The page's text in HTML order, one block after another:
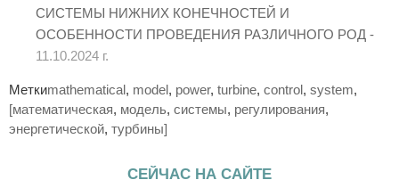
СИСТЕМЫ НИЖНИХ КОНЕЧНОСТЕЙ И
ОСОБЕННОСТИ ПРОВЕДЕНИЯ РАЗЛИЧНОГО РОД -
11.10.2024 г.
Меткиmathematical, model, power, turbine, control, system,
[математическая, модель, системы, регулирования,
энергетической, турбины]
СЕЙЧАС НА САЙТЕ